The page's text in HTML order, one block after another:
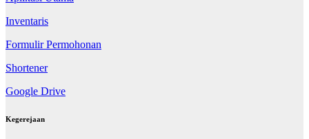
Inventaris
Formulir Permohonan
Shortener
Google Drive
Kegerejaan